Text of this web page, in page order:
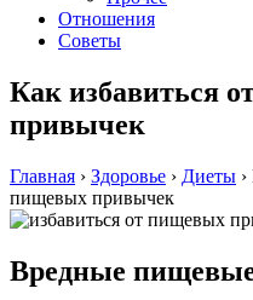
Отношения
Советы
Как избавиться
привычек
Главная › Здоровье › Диеты ›
пищевых привычек
Вредные